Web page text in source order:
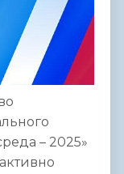
– 2025»